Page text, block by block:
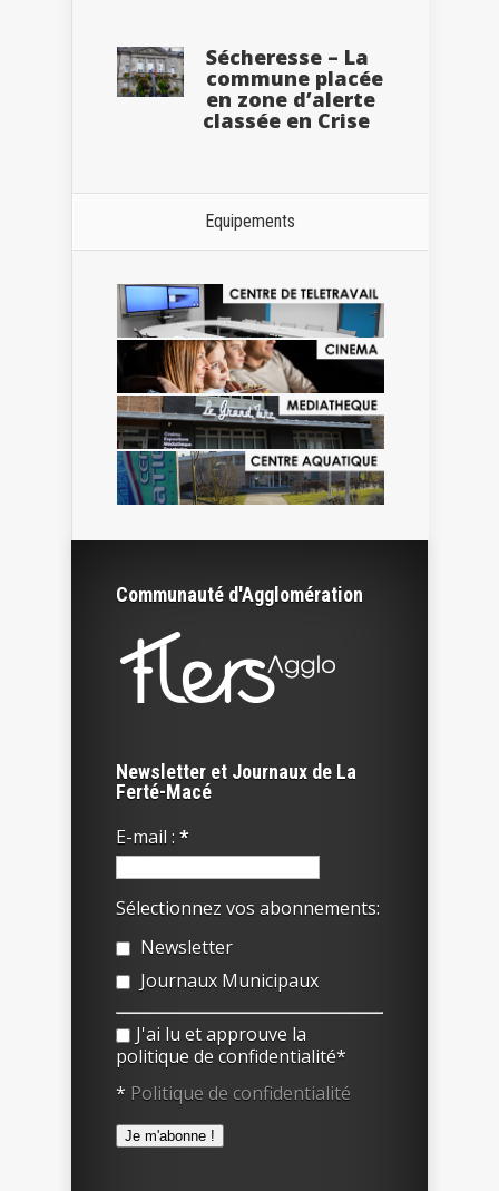
Sécheresse – La
commune placée
en zone d’alerte
classée en Crise
Equipements
Communauté d'Agglomération
Newsletter et Journaux de La
Ferté-Macé
E-mail : *
Sélectionnez vos abonnements:
Newsletter
Journaux Municipaux
J'ai lu et approuve la
politique de confidentialité*
* Politique de confidentialité